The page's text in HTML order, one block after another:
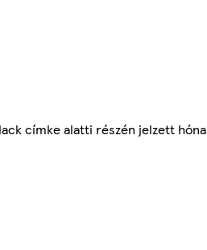
címke alatti részén jelzett